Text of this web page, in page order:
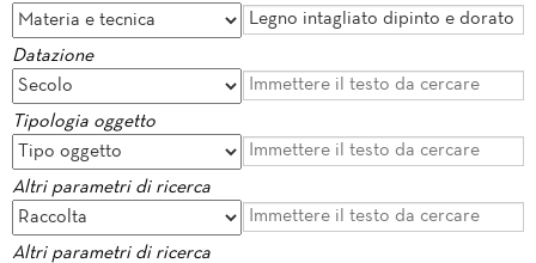
Datazione
Tipologia oggetto
Altri parametri di ricerca
Altri parametri di ricerca